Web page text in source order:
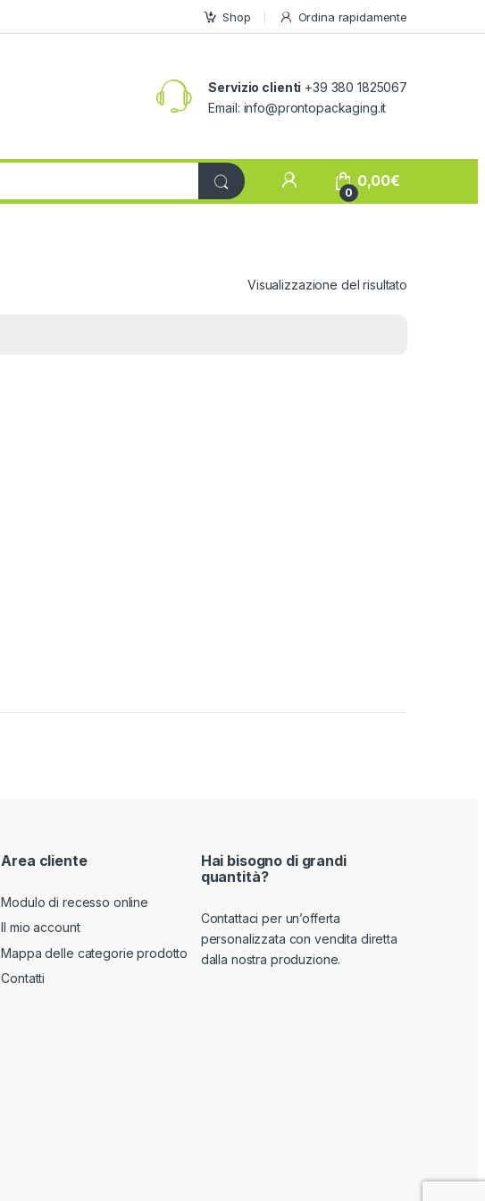
Shop Ordina rapidamente
Servizio clienti +39 380 1825067
Email: info@prontopackaging.it
My Account
0
0,00€
Visualizzazione del risultato
Area cliente
Modulo di recesso online
Il mio account
Mappa delle categorie prodotto
Contatti
Hai bisogno di grandi
quantità?
Contattaci per un’offerta
personalizzata con vendita diretta
dalla nostra produzione.